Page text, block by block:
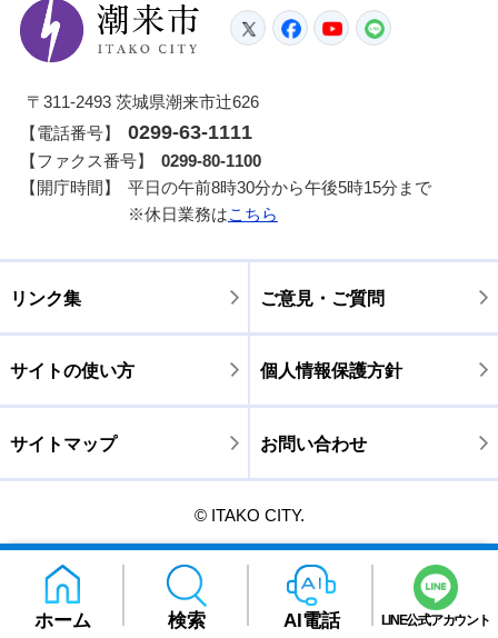
ホーム 検索 AI電話 LINE公式アカウント
潮来市
TwitterFacebook
YouTube
〒311-2493 茨城県潮来市辻626
【電話番号】
0299-63-1111
【ファクス番号】
0299-80-1100
【開庁時間】
平日の午前8時30分から午後5時15分まで
※休日業務はこちら
リンク集 ご意見・ご質問
サイトの使い方 個人情報保護方針
サイトマップ お問い合わせ
© ITAKO CITY.